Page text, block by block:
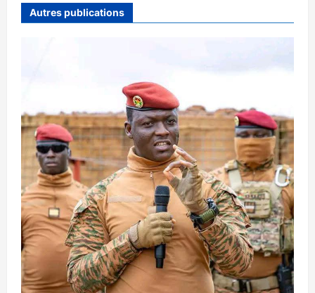
Autres publications